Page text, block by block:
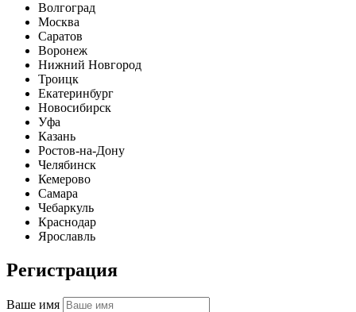
Волгоград
Москва
Саратов
Воронеж
Нижний Новгород
Троицк
Екатеринбург
Новосибирск
Уфа
Казань
Ростов-на-Дону
Челябинск
Кемерово
Самара
Чебаркуль
Краснодар
Ярославль
Регистрация
Ваше имя